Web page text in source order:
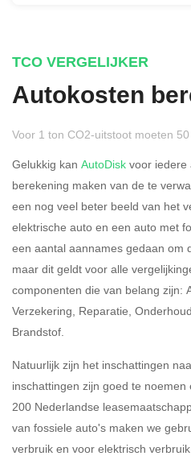
Rijdt u meer dan 500
kilometer privé?
37,07%
69.399,- )
Eigen
TCO VERGELIJKER
Autokosten
Voor 1 ton CO2-uitstoot moeten
Gelukkig kan AutoDisk voor iedere
berekening maken van de te
een nog veel beter beeld van het
elektrische auto en een auto met
een aantal aannames gedaan om
maar dit geldt voor alle
componenten die van belang zijn:
Verzekering, Reparatie,
Brandstof.
Natuurlijk zijn het inschattingen
inschattingen zijn goed te
200 Nederlandse
van fossiele auto's maken we
verbruik en voor elektrisch